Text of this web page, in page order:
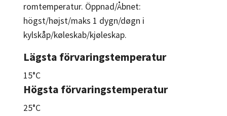
romtemperatur. Öppnad/Åbnet:
högst/højst/maks 1 dygn/døgn i
kylskåp/køleskab/kjøleskap.
Lägsta förvaringstemperatur
15°C
Högsta förvaringstemperatur
25°C